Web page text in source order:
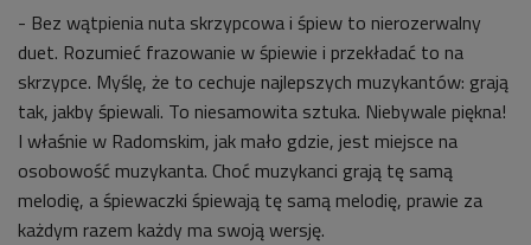
- Bez wątpienia nuta skrzypcowa i śpiew to nierozerwalny
duet. Rozumieć frazowanie w śpiewie i przekładać to na
skrzypce. Myślę, że to cechuje najlepszych muzykantów: grają
tak, jakby śpiewali. To niesamowita sztuka. Niebywale piękna!
I właśnie w Radomskim, jak mało gdzie, jest miejsce na
osobowość muzykanta. Choć muzykanci grają tę samą
melodię, a śpiewaczki śpiewają tę samą melodię, prawie za
każdym razem każdy ma swoją wersję.